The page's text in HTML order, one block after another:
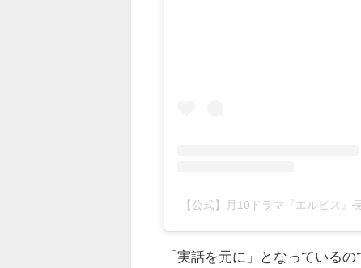
【公式】月10ドラマ『エルピス
「実話を元に」となっている